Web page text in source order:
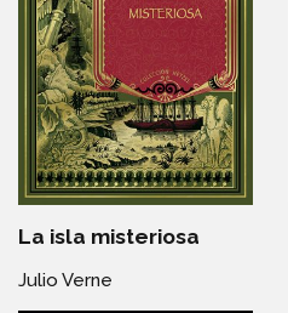
La isla misteriosa
Julio Verne